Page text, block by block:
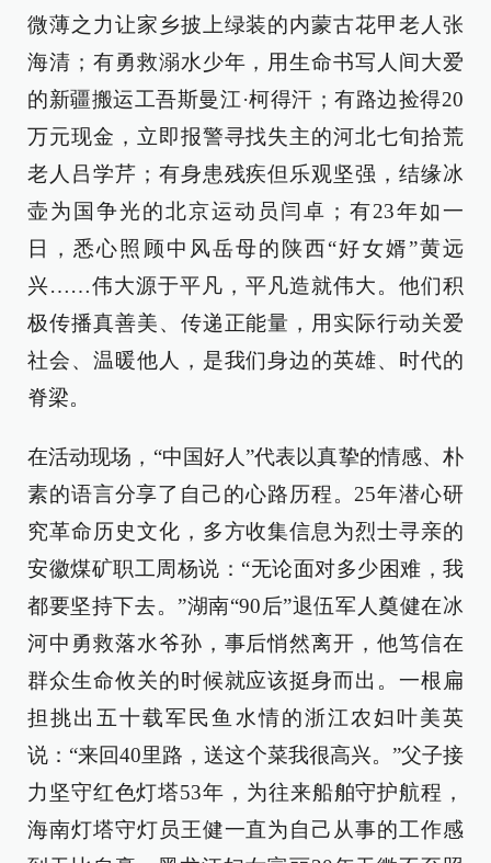
微薄之力让家乡披上绿装的内蒙古花甲老人张
海清；有勇救溺水少年，用生命书写人间大爱
的新疆搬运工吾斯曼江·柯得汗；有路边捡得20
万元现金，立即报警寻找失主的河北七旬拾荒
老人吕学芹；有身患残疾但乐观坚强，结缘冰
壶为国争光的北京运动员闫卓；有23年如一
日，悉心照顾中风岳母的陕西“好女婿”黄远
兴……伟大源于平凡，平凡造就伟大。他们积
极传播真善美、传递正能量，用实际行动关爱
社会、温暖他人，是我们身边的英雄、时代的
脊梁。
在活动现场，“中国好人”代表以真挚的情感、朴
素的语言分享了自己的心路历程。25年潜心研
究革命历史文化，多方收集信息为烈士寻亲的
安徽煤矿职工周杨说：“无论面对多少困难，我
都要坚持下去。”湖南“90后”退伍军人奠健在冰
河中勇救落水爷孙，事后悄然离开，他笃信在
群众生命攸关的时候就应该挺身而出。一根扁
担挑出五十载军民鱼水情的浙江农妇叶美英
说：“来回40里路，送这个菜我很高兴。”父子接
力坚守红色灯塔53年，为往来船舶守护航程，
海南灯塔守灯员王健一直为自己从事的工作感